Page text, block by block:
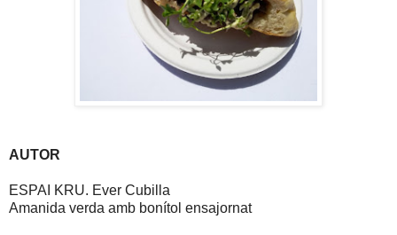
AUTOR
ESPAI KRU. Ever Cubilla
Amanida verda amb bonítol ensajornat